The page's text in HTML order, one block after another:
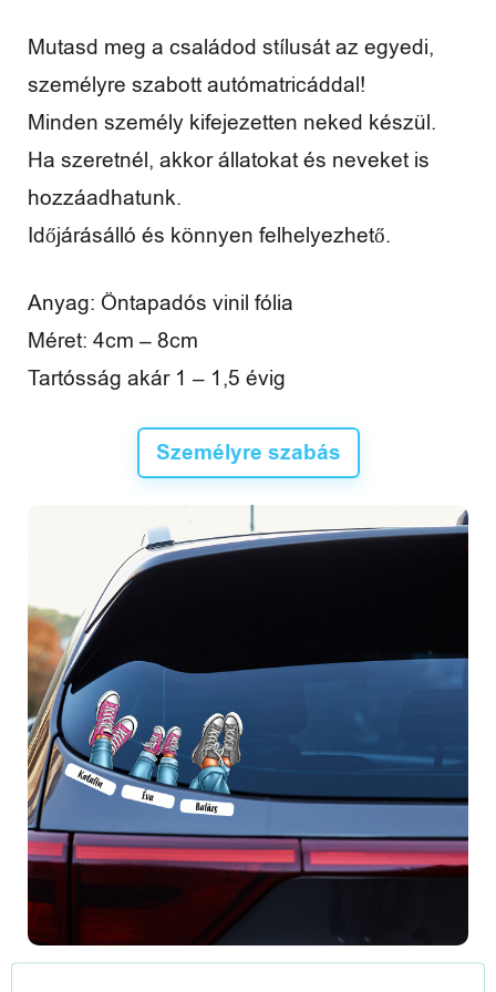
Mutasd meg a családod stílusát az egyedi,
személyre szabott autómatricáddal!
Minden személy kifejezetten neked készül.
Ha szeretnél, akkor állatokat és neveket is
hozzáadhatunk.
Időjárásálló és könnyen felhelyezhető.
Anyag: Öntapadós vinil fólia
Méret: 4cm – 8cm
Tartósság akár 1 – 1,5 évig
Személyre szabás